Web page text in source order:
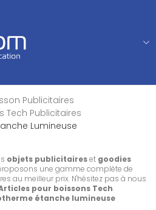
Publicitaires
Tech Publicitaires
Lumineuse
objets publicitaireset goodies
une gamme complète de
au meilleur prix. N'hésitez pas à nous
pour boissons Tech.
étanche lumineuse